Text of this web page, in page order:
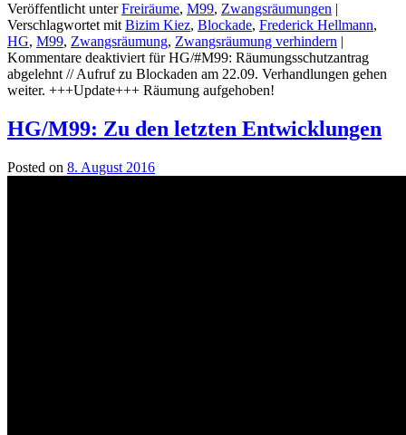
Veröffentlicht unter Freiräume, M99, Zwangsräumungen |
Verschlagwortet mit Bizim Kiez, Blockade, Frederick Hellmann,
HG, M99, Zwangsräumung, Zwangsräumung verhindern |
Kommentare deaktiviertfür HG/#M99: Räumungsschutzantrag
abgelehnt // Aufruf zu Blockaden am 22.09. Verhandlungen gehen
weiter. +++Update+++ Räumung aufgehoben!
HG/M99: Zu den letzten Entwicklungen
Posted on 8. August 2016